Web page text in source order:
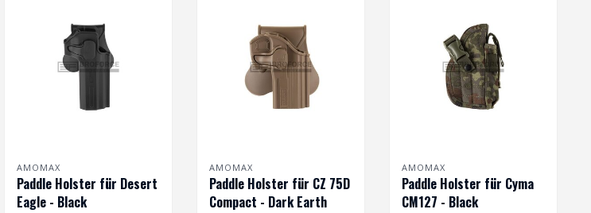
AMOMAX
Paddle Holster für Desert
Eagle - Black
AMOMAX
Paddle Holster für CZ 75D
Compact - Dark Earth
AMOMAX
Paddle Holster für Cyma
CM127 - Black